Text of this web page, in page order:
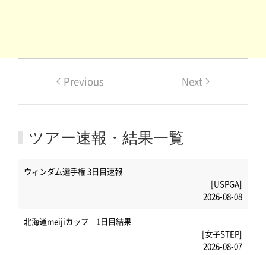
Previous Next
ツアー速報・結果一覧
ウィンダム選手権 3日目速報
[USPGA]
2026-08-08
北海道meijiカップ 1日目結果
[女子STEP]
2026-08-07